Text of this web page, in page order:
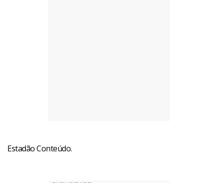
Estadão Conteúdo.